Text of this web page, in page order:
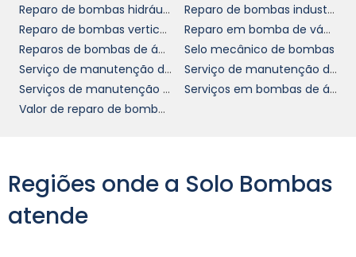
Nossa equipe de técnicos é especializada em
conserto de bomba piscina e se mantém
atualizada quanto às últimas tecnologias e
práticas do setor. Isso significa que você pode
confiar que suas necessidades de reparo
serão atendidas com precisão e eficácia.
maiores diferenciais.
Oferecemos um serviço personalizado e
Reparo de bombas hidráulicas em sp
Reparo de bombas industriais de ácidos
Reparo de bombas verticais
Reparo em bomba de vácuo
Reparos de bombas de água sp
Selo mecânico de bombas
Serviço de manutenção de bombas químicas
Serviço de manutenção de bombas verticais
Serviços de manutenção de bombas
Serviços em bombas de água
Valor de reparo de bomba hidráulica
Regiões onde a Solo Bombas
atende